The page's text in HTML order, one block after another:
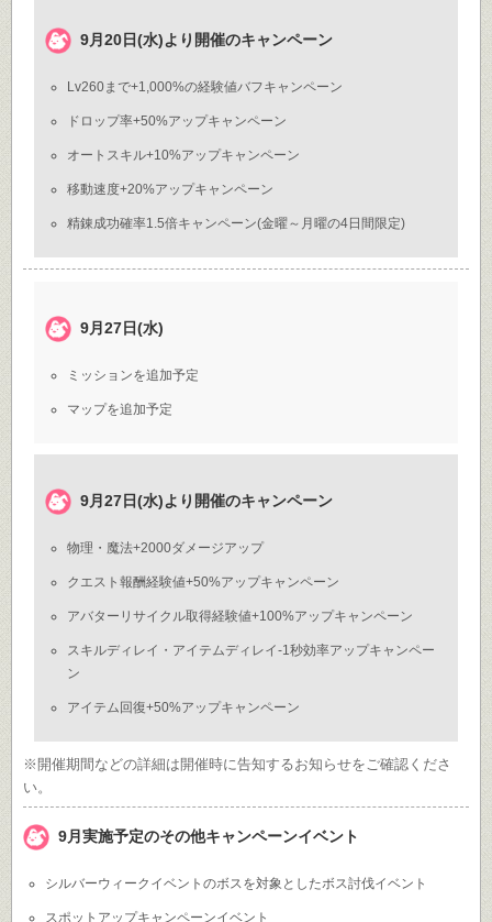
9月20日(水)より開催のキャンペーン
Lv260まで+1,000%の経験値バフキャンペーン
ドロップ率+50%アップキャンペーン
オートスキル+10%アップキャンペーン
移動速度+20%アップキャンペーン
精錬成功確率1.5倍キャンペーン(金曜～月曜の4日間限定)
9月27日(水)
ミッションを追加予定
マップを追加予定
9月27日(水)より開催のキャンペーン
物理・魔法+2000ダメージアップ
クエスト報酬経験値+50%アップキャンペーン
アバターリサイクル取得経験値+100%アップキャンペーン
スキルディレイ・アイテムディレイ-1秒効率アップキャンペー
ン
アイテム回復+50%アップキャンペーン
※開催期間などの詳細は開催時に告知するお知らせをご確認くださ
い。
9月実施予定のその他キャンペーンイベント
シルバーウィークイベントのボスを対象としたボス討伐イベント
スポットアップキャンペーンイベント